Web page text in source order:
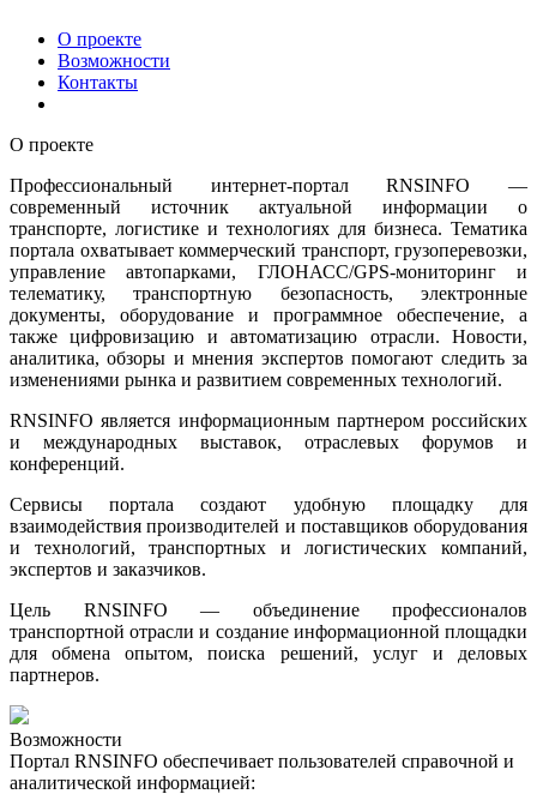
О проекте
Возможности
Контакты
О проекте
Профессиональный интернет-портал RNSINFO —
современный источник актуальной информации о
транспорте, логистике и технологиях для бизнеса. Тематика
портала охватывает коммерческий транспорт, грузоперевозки,
управление автопарками, ГЛОНАСС/GPS-мониторинг и
телематику, транспортную безопасность, электронные
документы, оборудование и программное обеспечение, а
также цифровизацию и автоматизацию отрасли. Новости,
аналитика, обзоры и мнения экспертов помогают следить за
изменениями рынка и развитием современных технологий.
RNSINFO является информационным партнером российских
и международных выставок, отраслевых форумов и
конференций.
Сервисы портала создают удобную площадку для
взаимодействия производителей и поставщиков оборудования
и технологий, транспортных и логистических компаний,
экспертов и заказчиков.
Цель RNSINFO — объединение профессионалов
транспортной отрасли и создание информационной площадки
для обмена опытом, поиска решений, услуг и деловых
партнеров.
Возможности
Портал RNSINFO обеспечивает пользователей справочной и
аналитической информацией: